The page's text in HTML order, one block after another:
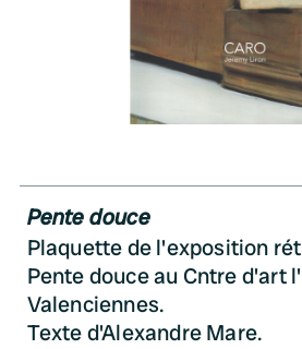
Pente douce
Plaquette de l'exposition
Pente douce au Cntre d'art
Valenciennes.
Texte d'Alexandre Mare.